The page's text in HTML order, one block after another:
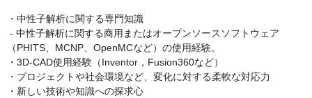
・中性子解析に関する専門知識
- 中性子解析に関する商用またはオープンソースソフトウェア
（PHITS、MCNP、OpenMCなど）の使用経験。
・3D-CAD使用経験（Inventor，Fusion360など）
・プロジェクトや社会環境など、変化に対する柔軟な対応力
・新しい技術や知識への探求心